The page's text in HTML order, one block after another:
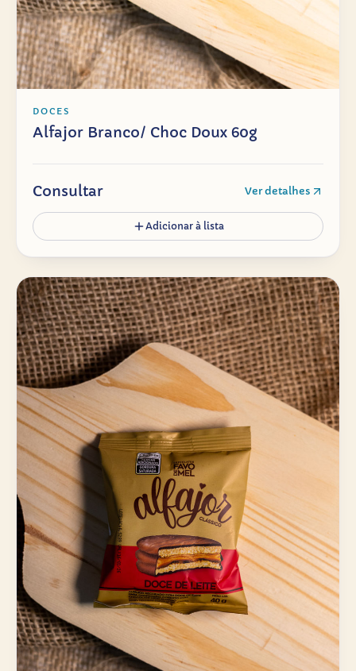
DOCES
Alfajor Branco/ Choc Doux 60g
Consultar Ver detalhes
Adicionar à lista